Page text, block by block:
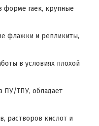
форме гаек, крупные
флажки и репликиты,
в условиях плохой
ПУ/ТПУ, обладает
растворов кислот и